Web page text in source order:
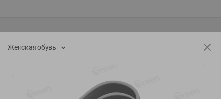
Специально для вас
Настройки файлов cookie
Женская обувь